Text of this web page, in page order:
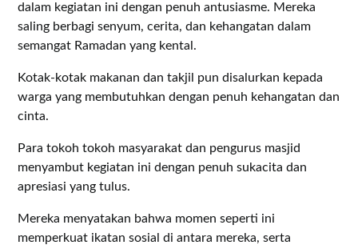
dalam kegiatan ini dengan penuh antusiasme. Mereka
saling berbagi senyum, cerita, dan kehangatan dalam
semangat Ramadan yang kental.
Kotak-kotak makanan dan takjil pun disalurkan kepada
warga yang membutuhkan dengan penuh kehangatan dan
cinta.
Para tokoh tokoh masyarakat dan pengurus masjid
menyambut kegiatan ini dengan penuh sukacita dan
apresiasi yang tulus.
Mereka menyatakan bahwa momen seperti ini
memperkuat ikatan sosial di antara mereka, serta